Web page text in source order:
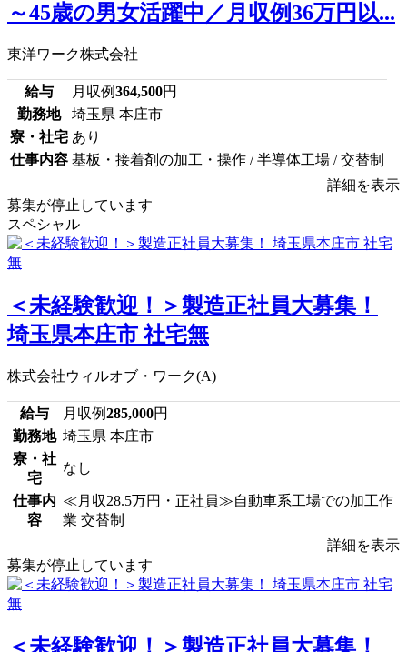
～45歳の男女活躍中／月収例36万円以...
東洋ワーク株式会社
給与 月収例364,500円
勤務地
埼玉県 本庄市
寮・社宅 あり
仕事内容 基板・接着剤の加工・操作 / 半導体工場 / 交替制
詳細を表示
募集が停止しています
スペシャル
＜未経験歓迎！＞製造正社員大募集！
埼玉県本庄市 社宅無
株式会社ウィルオブ・ワーク(A)
給与 月収例285,000円
勤務地 埼玉県 本庄市
寮・社
宅
なし
仕事内
容
≪月収28.5万円・正社員≫自動車系工場での加工作
業 交替制
詳細を表示
募集が停止しています
＜未経験歓迎！＞製造正社員大募集！